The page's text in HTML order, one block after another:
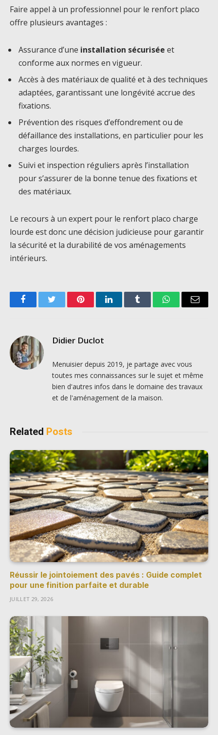
Faire appel à un professionnel pour le renfort placo
offre plusieurs avantages :
Assurance d’une installation sécurisée et
conforme aux normes en vigueur.
Accès à des matériaux de qualité et à des techniques
adaptées, garantissant une longévité accrue des
fixations.
Prévention des risques d’effondrement ou de
défaillance des installations, en particulier pour les
charges lourdes.
Suivi et inspection réguliers après l’installation
pour s’assurer de la bonne tenue des fixations et
des matériaux.
Le recours à un expert pour le renfort placo charge
lourde est donc une décision judicieuse pour garantir
la sécurité et la durabilité de vos aménagements
intérieurs.
FacebookTwitter PinterestLinkedInTumblr WhatsAppEmail
Didier Duclot
Menuisier depuis 2019, je partage avec vous
toutes mes connaissances sur le sujet et même
bien d'autres infos dans le domaine des travaux
et de l'aménagement de la maison.
Related Posts
Réussir le jointoiement des pavés : Guide complet
pour une finition parfaite et durable
JUILLET 29, 2026